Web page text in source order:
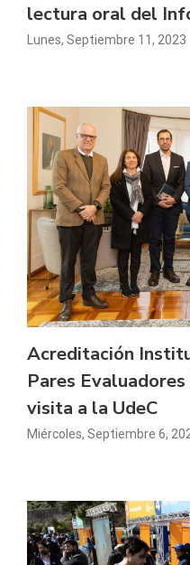
lectura oral del
Lunes, Septiembre 11, 2023
Acreditación
Pares
visita a la UdeC
Miércoles, Septiembre 6,